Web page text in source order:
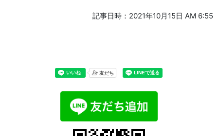
記事日時：2021年10月15日 AM 6:55